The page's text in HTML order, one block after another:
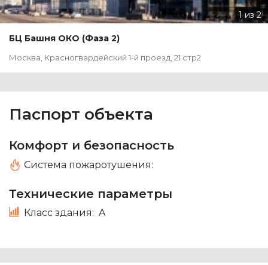
БЦ Башня ОКО (Фаза 2)
Москва, Красногвардейский 1-й проезд, 21 стр2
Паспорт объекта
Комфорт и безопасность
Система пожаротушения:
Технические параметры
Класс здания: A